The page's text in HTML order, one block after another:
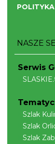
NASZE
Serwis
Szlak
Szlak
Szlak